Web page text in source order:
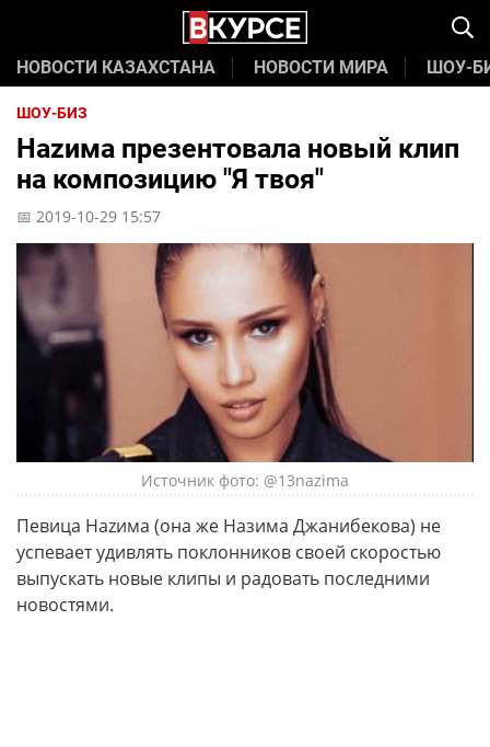
НОВОСТИ КАЗАХСТАНА НОВОСТИ МИРА ШОУ-
ШОУ-БИЗ
Нazима презентовала новый клип
на композицию "Я твоя"
📅 2019-10-29 15:57
Источник фото: @13nazima
Певица Нazима (она же Назима Джанибекова) не
успевает удивлять поклонников своей скоростью
выпускать новые клипы и радовать последними
новостями.